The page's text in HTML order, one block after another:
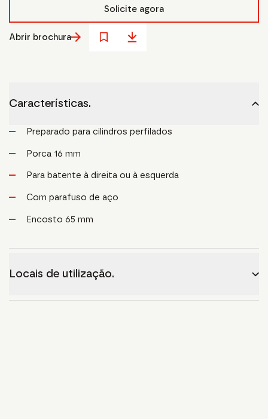
Solicite agora
Abrir brochura
Características.
Preparado para cilindros perfilados
Porca 16 mm
Para batente à direita ou à esquerda
Com parafuso de aço
Encosto 65 mm
Locais de utilização.